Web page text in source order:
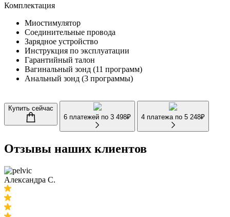
Комплектация
Миостимулятор
Соединительные провода
Зарядное устройство
Инструкция по эксплуатации
Гарантийный талон
Вагинальный зонд (11 программ)
Анальный зонд (3 программы)
Купить сейчас
6 платежей по 3 498₽ 4 платежа по 5 248₽
Отзывы наших клиентов
Александра С.